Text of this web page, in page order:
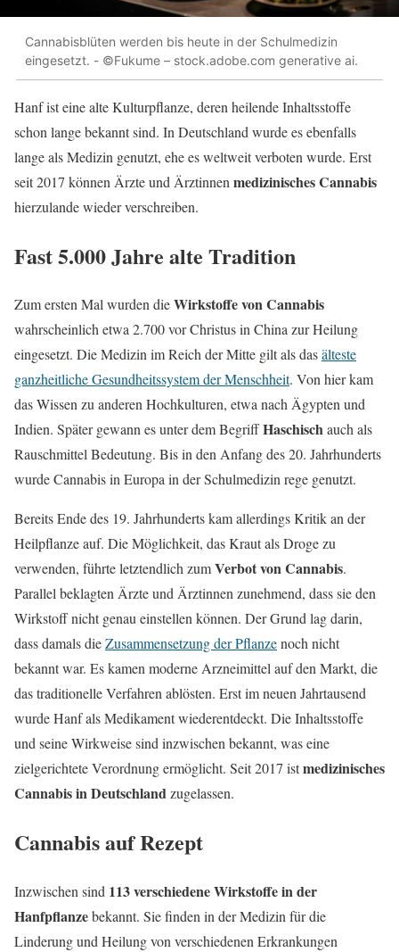
Cannabisblüten werden bis heute in der Schulmedizin
eingesetzt. - ©Fukume – stock.adobe.com generative ai.
Hanf ist eine alte Kulturpflanze, deren heilende Inhaltsstoffe
schon lange bekannt sind. In Deutschland wurde es ebenfalls
lange als Medizin genutzt, ehe es weltweit verboten wurde. Erst
seit 2017 können Ärzte und Ärztinnen medizinisches Cannabis
hierzulande wieder verschreiben.
Fast 5.000 Jahre alte Tradition
Zum ersten Mal wurden dieWirkstoffe von Cannabis
wahrscheinlich etwa 2.700 vor Christus in China zur Heilung
eingesetzt. Die Medizin im Reich der Mitte gilt als dasälteste
ganzheitliche Gesundheitssystem der Menschheit. Von hier kam
das Wissen zu anderen Hochkulturen, etwa nach Ägypten und
Indien. Später gewann es unter dem BegriffHaschischauch als
Rauschmittel Bedeutung. Bis in den Anfang des 20. Jahrhunderts
wurde Cannabis in Europa in der Schulmedizin rege genutzt.
Bereits Ende des 19. Jahrhunderts kam allerdings Kritik an der
Heilpflanze auf. Die Möglichkeit, das Kraut als Droge zu
verwenden, führte letztendlich zumVerbot von Cannabis.
Parallel beklagten Ärzte und Ärztinnen zunehmend, dass sie den
Wirkstoff nicht genau einstellen können. Der Grund lag darin,
dass damals dieZusammensetzung der Pflanzenoch nicht
bekannt war. Es kamen moderne Arzneimittel auf den Markt, die
das traditionelle Verfahren ablösten. Erst im neuen Jahrtausend
wurde Hanf als Medikament wiederentdeckt. Die Inhaltsstoffe
und seine Wirkweise sind inzwischen bekannt, was eine
zielgerichtete Verordnung ermöglicht. Seit 2017 istmedizinisches
Cannabis in Deutschlandzugelassen.
Cannabis auf Rezept
Inzwischen sind 113 verschiedene Wirkstoffe in der
Hanfpflanzebekannt. Sie finden in der Medizin für die
Linderung und Heilung von verschiedenen Erkrankungen